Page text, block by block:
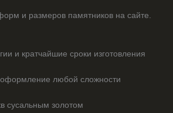
и размеров памятников на сайте.
и кратчайшие сроки изготовления
любой сложности
сусальным золотом